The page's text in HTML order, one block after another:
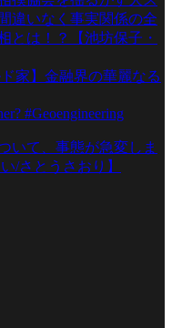
違いなく事実関係の全
とは！？【池坊保子・
家】金融界の華麗なる
#Geoengineering
いて、事態が急変しま
/さとうさおり】